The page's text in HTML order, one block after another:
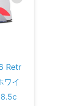
Retr
ワイ